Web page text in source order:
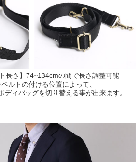
長さ】74~134cmの間で長さ調整可能
ルトの付ける位置によって、
ディバッグを切り替える事が出来ます。